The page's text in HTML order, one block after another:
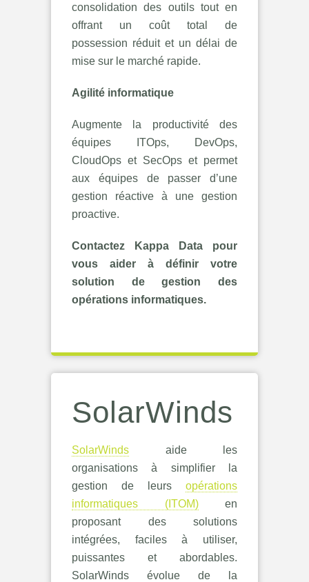
consolidation des outils tout en
offrant un coût total de
possession réduit et un délai de
mise sur le marché rapide.
Agilité informatique
Augmente la productivité des
équipes ITOps, DevOps,
CloudOps et SecOps et permet
aux équipes de passer d’une
gestion réactive à une gestion
proactive.
Contactez Kappa Data pour
vous aider à définir votre
solution de gestion des
opérations informatiques.
SolarWinds
SolarWinds aide les
organisations à simplifier la
gestion de leurs opérations
informatiques (ITOM)en
proposant des solutions
intégrées, faciles à utiliser,
puissantes et abordables.
SolarWinds évolue de la